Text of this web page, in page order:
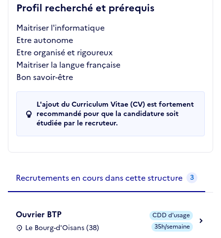
Profil recherché et prérequis
Maitriser l'informatique
Etre autonome
Etre organisé et rigoureux
Maitriser la langue française
Bon savoir-être
L'ajout du Curriculum Vitae (CV) est fortement
recommandé pour que la candidature soit
étudiée par le recruteur.
Recrutements en cours dans cette structure 3
Ouvrier BTP
Le Bourg-d'Oisans (38)
CDD d'usage
35h/semaine